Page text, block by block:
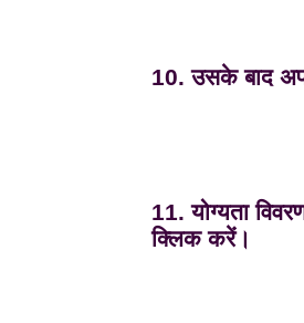
10. उसके बाद
11. योग्यता
क्लिक करें।